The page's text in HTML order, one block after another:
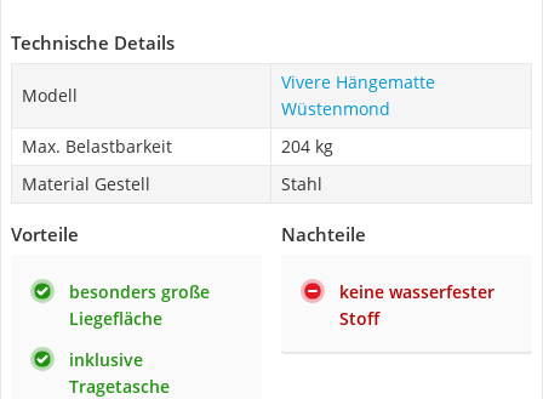
Technische Details
Modell
Vivere Hängematte
Wüstenmond
Max. Belastbarkeit
204 kg
Material Gestell
Stahl
Vorteile
besonders große
Liegefläche
inklusive
Tragetasche
Nachteile
keine wasserfester
Stoff